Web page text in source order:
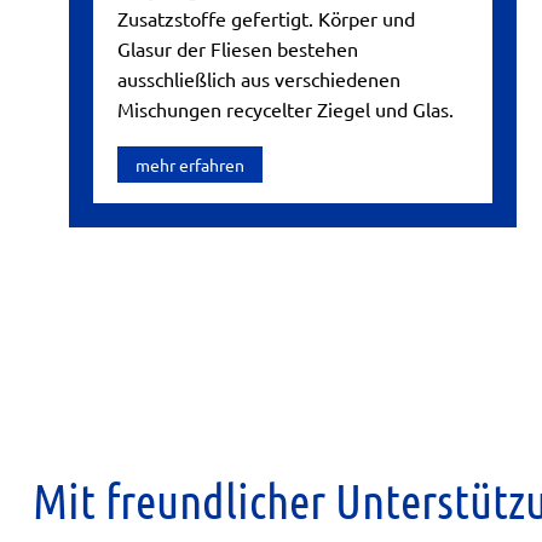
Zusatzstoffe gefertigt. Körper und
Glasur der Fliesen bestehen
ausschließlich aus verschiedenen
Mischungen recycelter Ziegel und Glas.
mehr erfahren
Mit freundlicher